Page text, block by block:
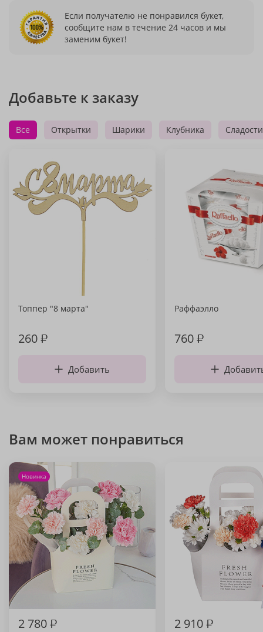
Если получателю не понравился букет,
сообщите нам в течение 24 часов и мы
заменим букет!
Добавьте к заказу
Все Открытки Шарики Клубника Сладости
Топпер "8 марта"
260₽
Добавить
Раффаэлло
760₽
Вам может понравиться
Новинка
2 780₽ 2 910₽